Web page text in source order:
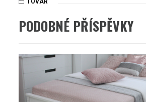
TOVAR
PODOBNÉ PŘÍSPĚVKY